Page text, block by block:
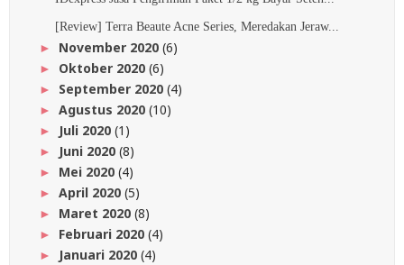
[Review] Terra Beaute Acne Series, Meredakan Jeraw...
► November 2020 (6)
► Oktober 2020 (6)
► September 2020 (4)
► Agustus 2020 (10)
► Juli 2020 (1)
► Juni 2020 (8)
► Mei 2020 (4)
► April 2020 (5)
► Maret 2020 (8)
► Februari 2020 (4)
► Januari 2020 (4)